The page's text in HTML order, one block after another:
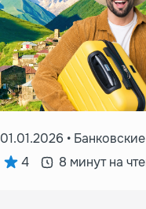
01.01.2026 •
4
8 минут на